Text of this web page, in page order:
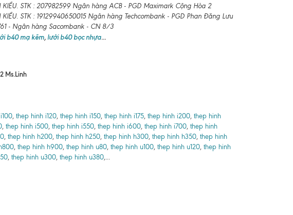
KIỀU. STK : 207982599 Ngân hàng ACB - PGD Maximark Cộng Hòa 2
KIỀU. STK : 19129940650015 Ngân hàng Techcombank - PGD Phan Đăng Lưu
- Ngân hàng Sacombank - CN 8/3
b40 mạ kẽm, lưới b40 bọc nhựa...
Ms.Linh
, thep hinh i120, thep hinh i150, thep hinh i175, thep hinh i200, thep hinh
, thep hinh i500, thep hinh i550, thep hinh i600, thep hinh i700, thep hinh
, thep hinh h200, thep hinh h250, thep hinh h300, thep hinh h350, thep hinh
, thep hinh h900, thep hinh u80, thep hinh u100, thep hinh u120, thep hinh
, thep hinh u300, thep hinh u380,...